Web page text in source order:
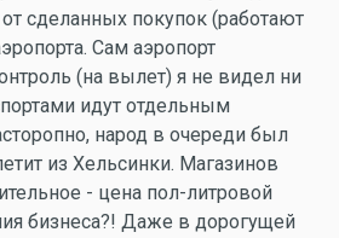
сделанных покупок (работают
Сам аэропорт
(на вылет) я не видел ни
идут отдельным
народ в очереди был
из Хельсинки. Магазинов
- цена пол-литровой
бизнеса?! Даже в дорогущей